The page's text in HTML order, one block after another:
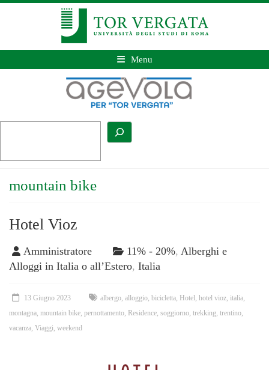
Menu
mountain bike
Hotel Vioz
Amministratore 11% - 20%, Alberghi e
Alloggi in Italia o all’Estero, Italia
13 Giugno 2023 albergo alloggio bicicletta Hotel hotel vioz italia
montagna mountain bike pernottamento Residence soggiorno trekking trentino
vacanza Viaggi weekend